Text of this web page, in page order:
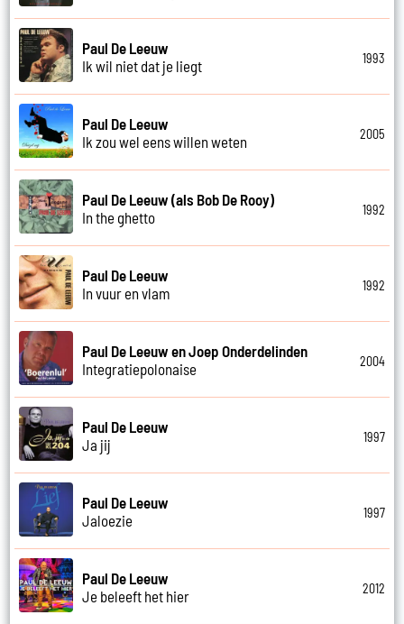
Paul De Leeuw
Ik wil niet dat je liegt
1993
Paul De Leeuw
Ik zou wel eens willen weten
2005
Paul De Leeuw (als Bob De Rooy)
In the ghetto
1992
Paul De Leeuw
In vuur en vlam
1992
Paul De Leeuw en Joep Onderdelinden
Integratiepolonaise
2004
Paul De Leeuw
Ja jij
1997
Paul De Leeuw
Jaloezie
1997
Paul De Leeuw
Je beleeft het hier
2012